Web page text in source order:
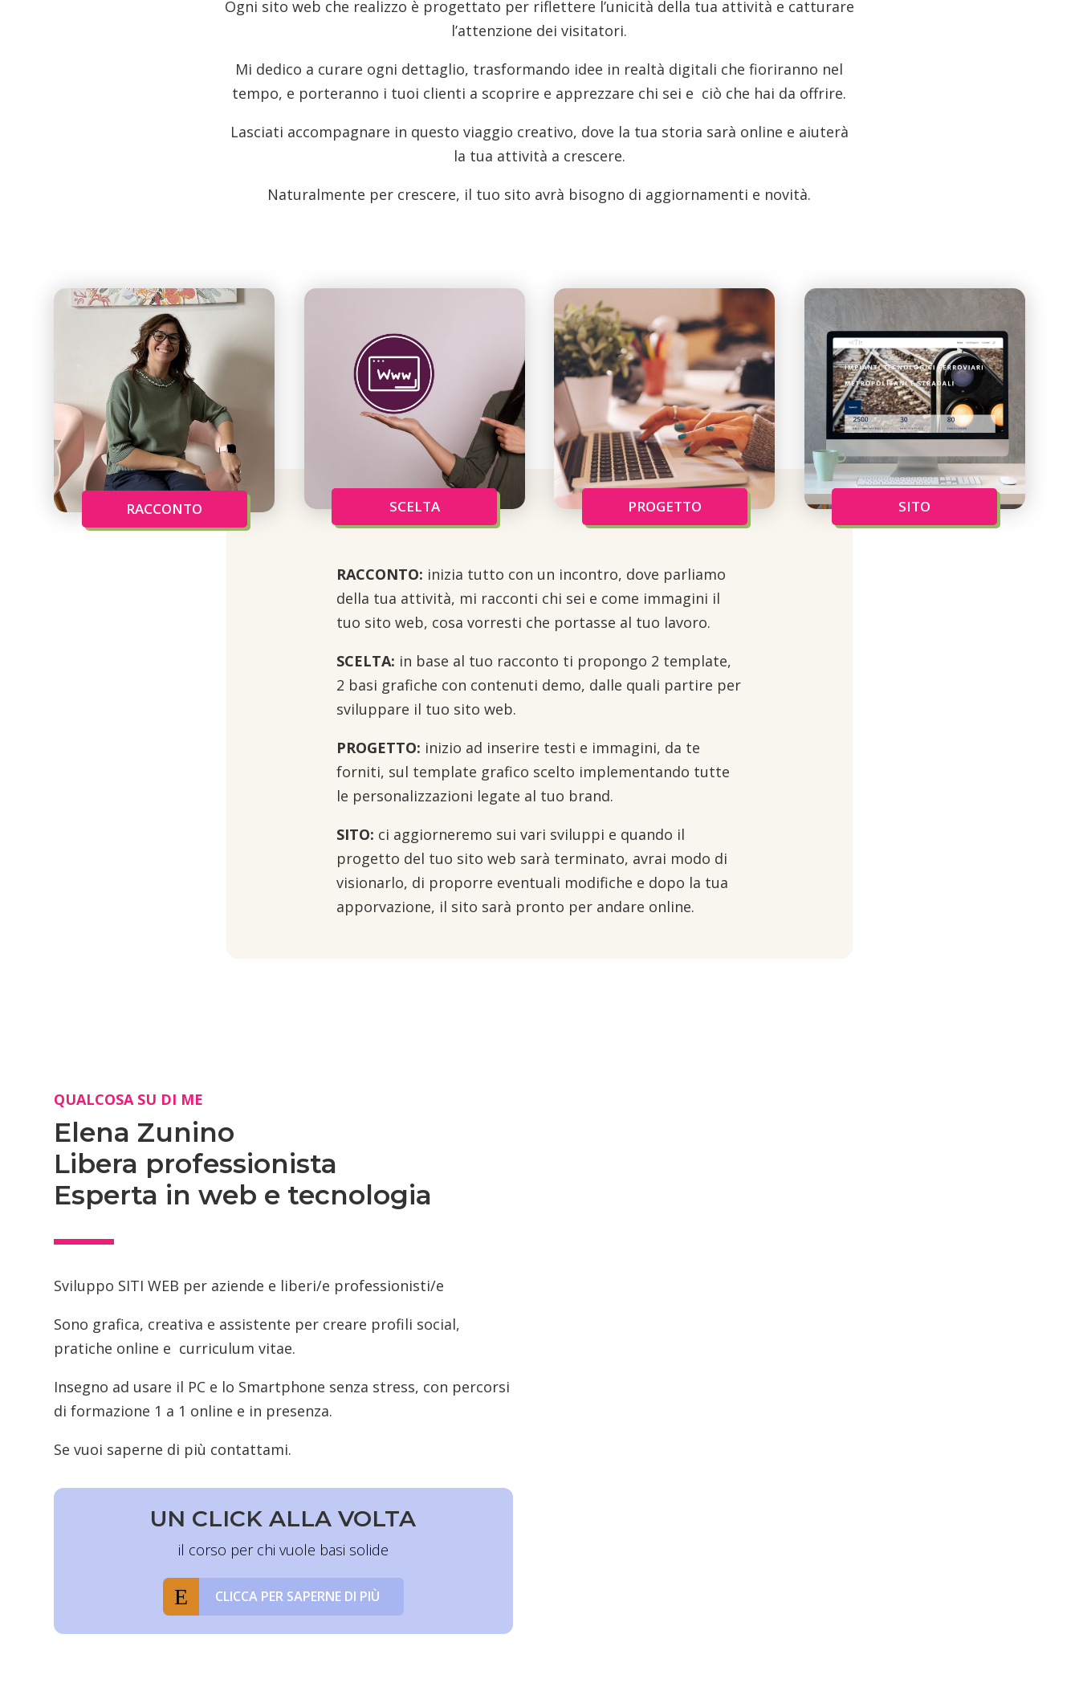
Ogni sito web che realizzo è progettato per riflettere l’unicità della tua attività e catturare
l’attenzione dei visitatori.
Mi dedico a curare ogni dettaglio, trasformando idee in realtà digitali che fioriranno nel
tempo, e porteranno i tuoi clienti a scoprire e apprezzare chi sei e ciò che hai da offrire.
Lasciati accompagnare in questo viaggio creativo, dove la tua storia sarà online e aiuterà
la tua attività a crescere.
Naturalmente per crescere, il tuo sito avrà bisogno di aggiornamenti e novità.
RACCONTO SCELTA PROGETTO SITO
RACCONTO: inizia tutto con un incontro, dove parliamo
della tua attività, mi racconti chi sei e come immagini il
tuo sito web, cosa vorresti che portasse al tuo lavoro.
SCELTA: in base al tuo racconto ti propongo 2 template,
2 basi grafiche con contenuti demo, dalle quali partire per
sviluppare il tuo sito web.
PROGETTO: inizio ad inserire testi e immagini, da te
forniti, sul template grafico scelto implementando tutte
le personalizzazioni legate al tuo brand.
SITO: ci aggiorneremo sui vari sviluppi e quando il
progetto del tuo sito web sarà terminato, avrai modo di
visionarlo, di proporre eventuali modifiche e dopo la tua
apporvazione, il sito sarà pronto per andare online.
QUALCOSA SU DI ME
Elena Zunino
Libera professionista
Esperta in web e tecnologia
Sviluppo SITI WEB per aziende e liberi/e professionisti/e
Sono grafica, creativa e assistente per creare profili social,
pratiche online e curriculum vitae.
Insegno ad usare il PC e lo Smartphone senza stress, con percorsi
di formazione 1 a 1 online e in presenza.
Se vuoi saperne di più contattami.
UN CLICK ALLA VOLTA
il corso per chi vuole basi solide
CLICCA PER SAPERNE DI PIÙ